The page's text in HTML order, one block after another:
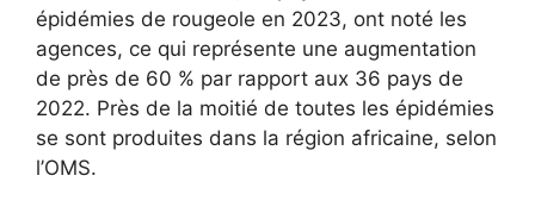
épidémies de rougeole en 2023, ont noté les
agences, ce qui représente une augmentation
de près de 60 % par rapport aux 36 pays de
2022. Près de la moitié de toutes les épidémies
se sont produites dans la région africaine, selon
l’OMS.